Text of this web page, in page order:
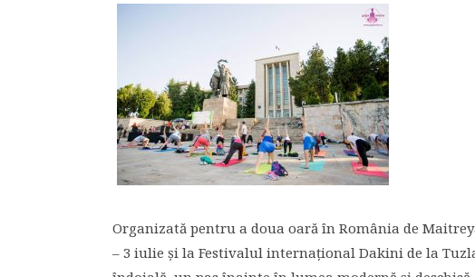
Organizată pentru a doua oară în România de
– 3 iulie și la Festivalul internațional Dakini de la